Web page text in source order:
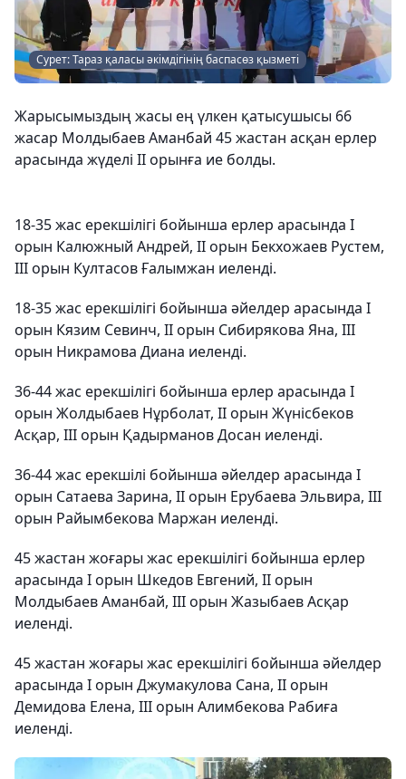
Сурет: Тараз қаласы әкімдігінің баспасөз қызметі
Жарысымыздың жасы ең үлкен қатысушысы 66
жасар Молдыбаев Аманбай 45 жастан асқан ерлер
арасында жүделі ІІ орынға ие болды.
18-35 жас ерекшілігі бойынша ерлер арасында І
орын Калюжный Андрей, ІІ орын Бекхожаев Рустем,
ІІІ орын Култасов Ғалымжан иеленді.
18-35 жас ерекшілігі бойынша әйелдер арасында І
орын Кязим Севинч, ІІ орын Сибирякова Яна, ІІІ
орын Никрамова Диана иеленді.
36-44 жас ерекшілігі бойынша ерлер арасында І
орын Жолдыбаев Нұрболат, ІІ орын Жүнісбеков
Асқар, ІІІ орын Қадырманов Досан иеленді.
36-44 жас ерекшілі бойынша әйелдер арасында І
орын Сатаева Зарина, ІІ орын Ерубаева Эльвира, ІІІ
орын Райымбекова Маржан иеленді.
45 жастан жоғары жас ерекшілігі бойынша ерлер
арасында І орын Шкедов Евгений, ІІ орын
Молдыбаев Аманбай, ІІІ орын Жазыбаев Асқар
иеленді.
45 жастан жоғары жас ерекшілігі бойынша әйелдер
арасында І орын Джумакулова Сана, ІІ орын
Демидова Елена, ІІІ орын Алимбекова Рабиға
иеленді.